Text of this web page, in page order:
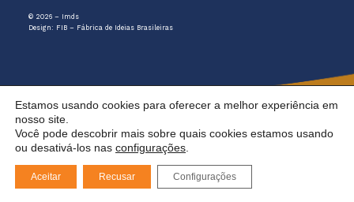
© 2026 – Imds
Design: FIB – Fábrica de Ideias Brasileiras
Estamos usando cookies para oferecer a melhor experiência em
nosso site.
Você pode descobrir mais sobre quais cookies estamos usando
ou desativá-los nas configurações
Aceitar Recusar Configurações